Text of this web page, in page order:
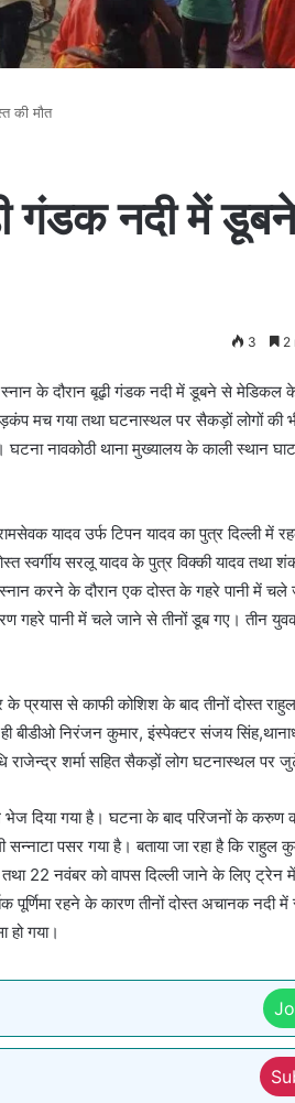
की मौत
गंडक नदी में
3 2
स्नान के दौरान बूढ़ी गंडक नदी में डूबने से मेडिकल
मच गया तथा घटनास्थल पर सैकड़ों लोगों की
घटना नावकोठी थाना मुख्यालय के काली स्थान
यादव उर्फ टिपन यादव का पुत्र दिल्ली में
स्वर्गीय सरलू यादव के पुत्र विक्की यादव तथा
करने के दौरान एक दोस्त के गहरे पानी में चले
गहरे पानी में चले जाने से तीनों डूब गए। तीन
प्रयास से काफी कोशिश के बाद तीनों दोस्त
बीडीओ निरंजन कुमार, इंस्पेक्टर संजय
राजेन्द्र शर्मा सहित सैकड़ों लोग घटनास्थल पर
भेज दिया गया है। घटना के बाद परिजनों के
पसर गया है। बताया जा रहा है कि राहुल
22 नवंबर को वापस दिल्ली जाने के लिए ट्रेन
पूर्णिमा रहने के कारण तीनों दोस्त अचानक नदी
हो गया।